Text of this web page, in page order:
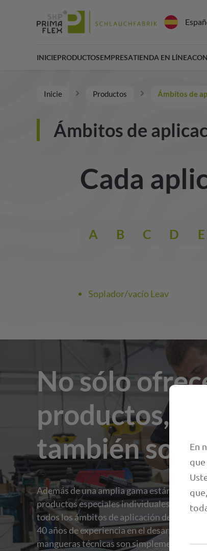
INICIEPRODUCTOSEMPRESATIENDA EN LÍNEA
Inicie Productos Ámbitos de
Ámbitos de
Cada
A B C D E
Soplador/vacío Leav
No sólo
productos,
también
Además de una amplia gama estándar,
productos especiales individuales y
todos los ámbitos de aplicación de nuestros
40 años de experiencia en el desarrollo y la
mangueras técnicas son simplemente
En